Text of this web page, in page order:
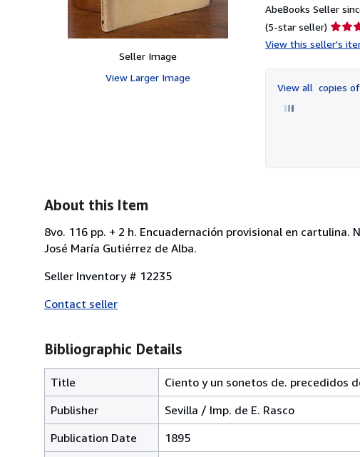
Seller Image
View Larger Image
AbeBooks Seller
(5-star seller) Seller
rating
of
5
View this seller's
View all copies
About this Item
8vo. 116 pp. + 2 h. Encuadernación provisional en
José María Gutiérrez de Alba.
Seller Inventory # 12235
Contact seller
Bibliographic Details
Title
Ciento y un sonetos de. precedidos
Publisher
Sevilla / Imp. de E. Rasco
Publication Date
1895